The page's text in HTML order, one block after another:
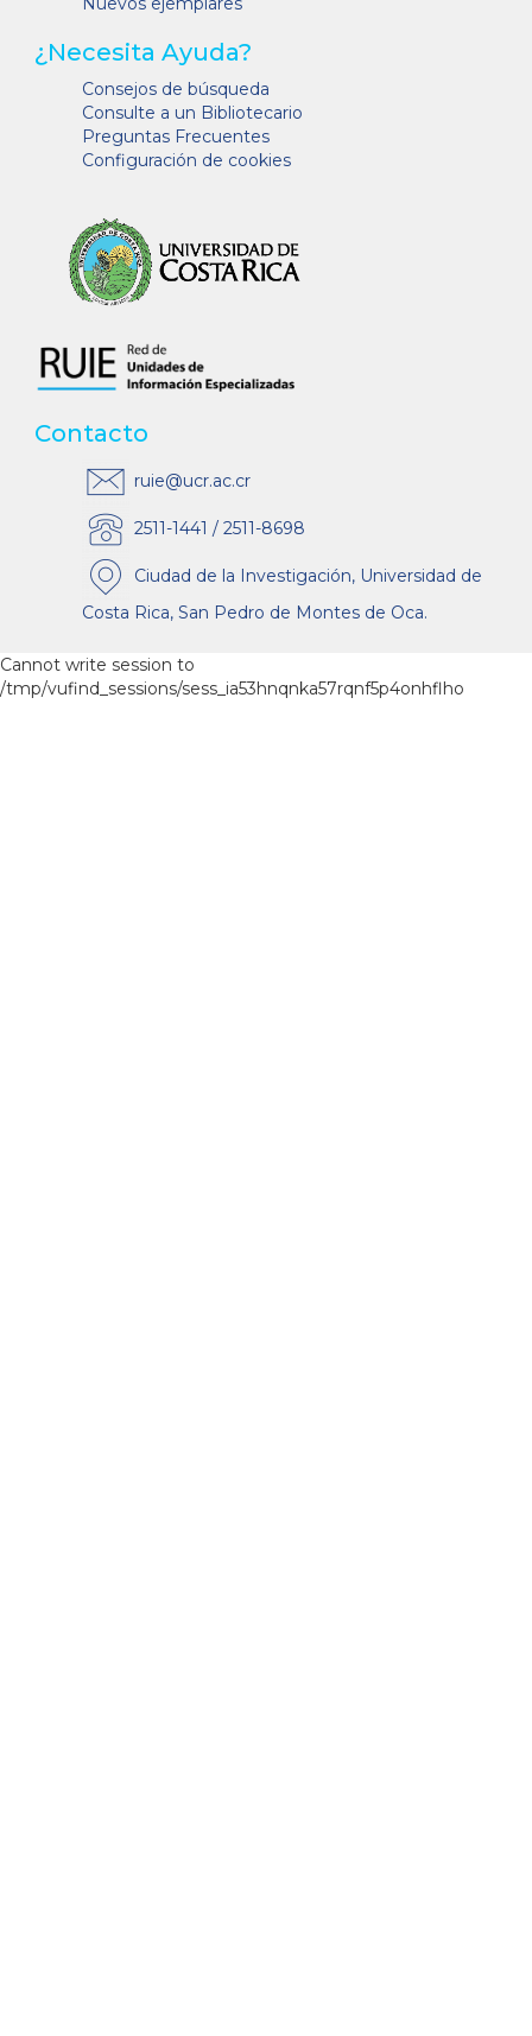
¿Necesita Ayuda?
Consejos de búsqueda
Consulte a un Bibliotecario
Preguntas Frecuentes
Configuración de cookies
Contacto
ruie@ucr.ac.cr
2511-1441 / 2511-8698
Ciudad de la Investigación, Universidad de
Costa Rica, San Pedro de Montes de Oca.
Cannot write session to
/tmp/vufind_sessions/sess_ia53hnqnka57rqnf5p4onhflho